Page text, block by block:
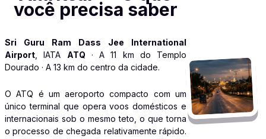
você precisa saber
Sri Guru Ram Dass Jee International
Airport , IATA ATQ · A 11 km do Templo
Dourado · A 13 km do centro da cidade.
O ATQ é um aeroporto compacto com um
único terminal que opera voos domésticos e
internacionais sob o mesmo teto, o que torna
o processo de chegada relativamente rápido.